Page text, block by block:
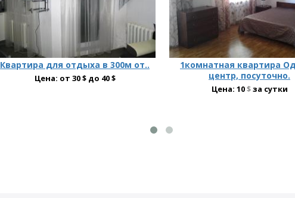
Квартира для отдыха в 300м от..
Цена: от 30 $ до 40 $
1комнатная квартира
центр, посуточно.
Цена: 10$за сутки